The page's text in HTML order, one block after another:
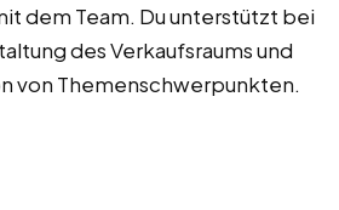
dem Team. Du unterstützt bei
des Verkaufsraums und
von Themenschwerpunkten.